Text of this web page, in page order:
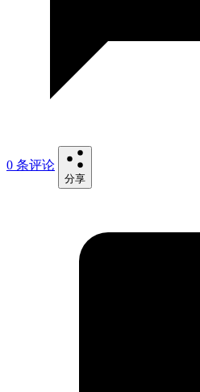
0 条评论
分享